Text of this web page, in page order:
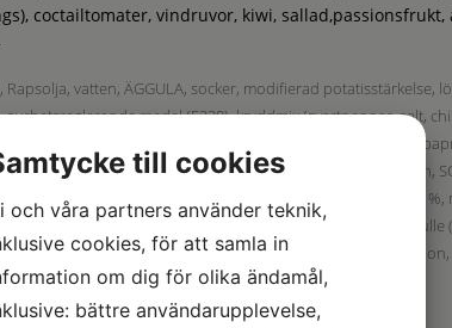
coctailtomater, vindruvor, kiwi,
vatten, ÄGGULA, socker, modifierad potatisstärkelse,
surhetsreglerande medel (E330), kryddmix (svartpeppar, salt,
(granulat), klumpförebyggande medel (E552), kryddextrakt
SOJABÖNMJÖL, socker, SOJABÖNOLJA, SOJASÅS (vatten,
chilipulver, majsmjöl), Kikärt/Morotsbiff(Kikärt 56 %,
citronskal), salt, jäsningsmedel (E500ii), rapsolja.), Falafelbulle
kummin, jäsningsmedel (E500ii)), ananas, cantaloupe
persilja,
till cookies
och våra partners använder teknik,
cookies, för att samla in
om dig för olika ändamål,
bättre användarupplevelse,